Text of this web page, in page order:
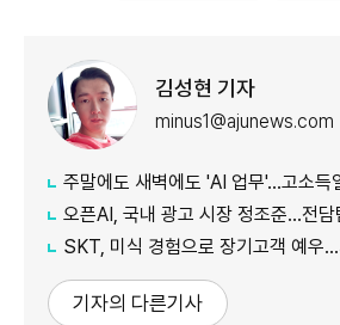
김성현 기자
minus1@ajunews.com
주말에도 새벽에도 'AI 업무'…고소득일수
오픈AI, 국내 광고 시장 정조준…전담
SKT, 미식 경험으로 장기고객 예우
기자의 다른기사